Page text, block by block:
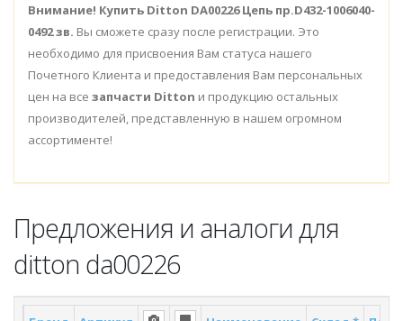
Внимание! Купить Ditton DA00226 Цепь пр.D432-1006040-
0492 зв. Вы сможете сразу после регистрации. Это
необходимо для присвоения Вам статуса нашего
Почетного Клиента и предоставления Вам персональных
цен на все запчасти Ditton и продукцию остальных
производителей, представленную в нашем огромном
ассортименте!
Предложения и аналоги для
ditton da00226